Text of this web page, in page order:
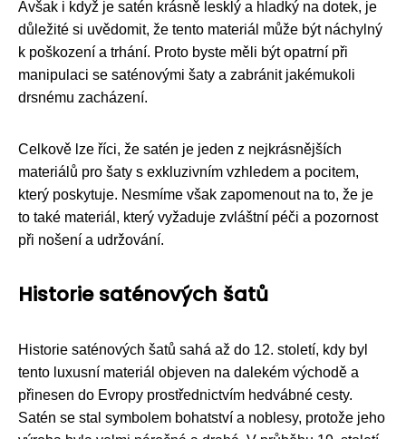
Avšak i když je satén krásně lesklý a hladký na dotek, je
důležité si uvědomit, že tento materiál může být náchylný
k poškození a trhání. Proto byste měli být opatrní při
manipulaci se saténovými šaty a zabránit jakémukoli
drsnému zacházení.
Celkově lze říci, že satén je jeden z nejkrásnějších
materiálů pro šaty s exkluzivním vzhledem a pocitem,
který poskytuje. Nesmíme však zapomenout na to, že je
to také materiál, který vyžaduje zvláštní péči a pozornost
při nošení a udržování.
Historie saténových šatů
Historie saténových šatů sahá až do 12. století, kdy byl
tento luxusní materiál objeven na dalekém východě a
přinesen do Evropy prostřednictvím hedvábné cesty.
Satén se stal symbolem bohatství a noblesy, protože jeho